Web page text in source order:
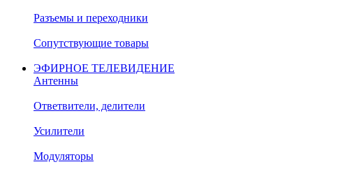
Разъемы и переходники
Сопутствующие товары
ЭФИРНОЕ ТЕЛЕВИДЕНИЕ
Антенны
Ответвители, делители
Усилители
Модуляторы